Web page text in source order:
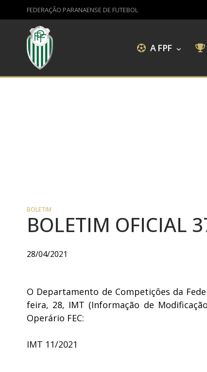
FEDERAÇÃO PARANAENSE DE FUTEBOL
A FPF
BOLETIM
BOLETIM OFICIAL
28/04/2021
O Departamento de Competições da
feira, 28, IMT (Informação de
Operário FEC:
IMT 11/2021